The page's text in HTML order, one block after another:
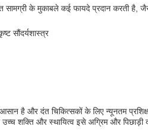
सामग्री के मुकाबले कई फायदे प्रदान करती है,
सौंदर्यशास्त्र
आसान है और दंत चिकित्सकों के लिए न्यूनतम
शक्ति और स्थायित्व इसे अग्रिम और पिछाड़ी